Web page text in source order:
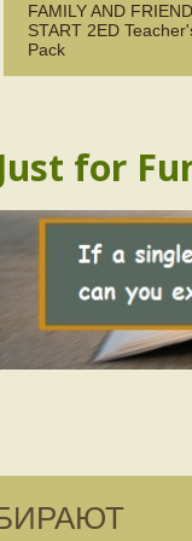
FAMILY AND
START 2ED
Pack
Just for